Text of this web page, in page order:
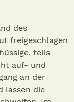
des
freigeschlagen
teils
auf- und
an der
lassen die